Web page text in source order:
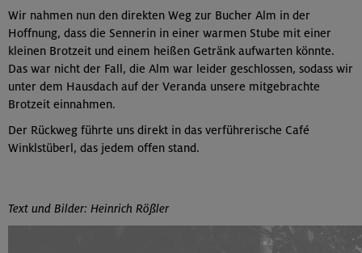
Wir nahmen nun den direkten Weg zur Bucher Alm in der
Hoffnung, dass die Sennerin in einer warmen Stube mit einer
kleinen Brotzeit und einem heißen Getränk aufwarten könnte.
Das war nicht der Fall, die Alm war leider geschlossen, sodass wir
unter dem Hausdach auf der Veranda unsere mitgebrachte
Brotzeit einnahmen.
Der Rückweg führte uns direkt in das verführerische Café
Winklstüberl, das jedem offen stand.
Text und Bilder: Heinrich Rößler